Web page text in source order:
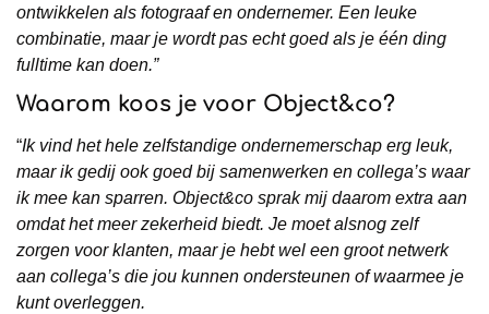
ontwikkelen als fotograaf en ondernemer. Een leuke
combinatie, maar je wordt pas echt goed als je één ding
fulltime kan doen.”
Waarom koos je voor Object&co?
“Ik vind het hele zelfstandige ondernemerschap erg leuk,
maar ik gedij ook goed bij samenwerken en collega’s waar
ik mee kan sparren. Object&co sprak mij daarom extra aan
omdat het meer zekerheid biedt. Je moet alsnog zelf
zorgen voor klanten, maar je hebt wel een groot netwerk
aan collega’s die jou kunnen ondersteunen of waarmee je
kunt overleggen.